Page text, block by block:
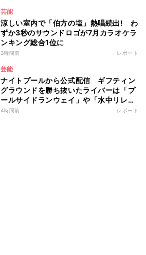
芸能
涼しい室内で「伯方の塩」熱唱続出! わ
ずか3秒のサウンドロゴが7月カラオケラ
ンキング総合1位に
3時間前 レポート
芸能
ナイトプールから公式配信 ギフティン
グラウンドを勝ち抜いたライバーは「プ
ールサイドランウェイ」や「水中リレ
ー」にも参加 『イチナナイト★プー
4時間前 レポート